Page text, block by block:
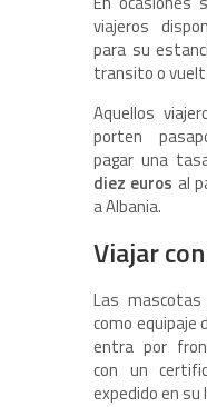
viajeros
para su
transito o
Aquellos
porten
pagar una
diez euros al
a Albania.
Viajar
Las
como equipaje
entra por
con un
expedido en su